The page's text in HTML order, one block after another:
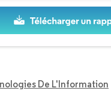
De L'Information